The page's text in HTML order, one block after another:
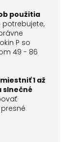
použitia
potrebujete,
P so
49 - 86
1 až
slnečné